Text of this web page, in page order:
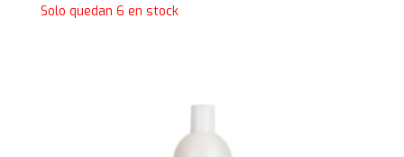
Solo quedan 6 en stock